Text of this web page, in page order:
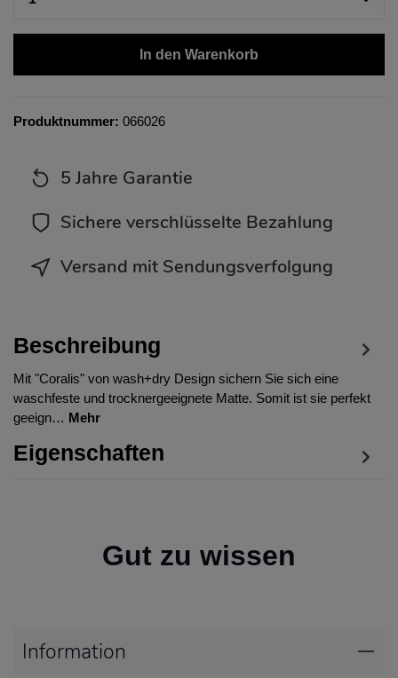
In den Warenkorb
Produktnummer: 066026
5 Jahre Garantie
Sichere verschlüsselte Bezahlung
Versand mit Sendungsverfolgung
Beschreibung
Mit "Coralis" von wash+dry Design sichern Sie sich eine
waschfeste und trocknergeeignete Matte. Somit ist sie perfekt
geeign… Mehr
Eigenschaften
Gut zu wissen
Information